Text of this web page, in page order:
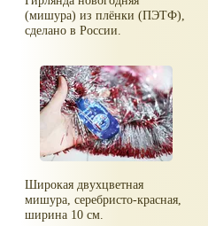
(мишура) из плёнки (ПЭТФ),
сделано в России.
Широкая двухцветная
мишура, серебристо-красная,
ширина 10 см.